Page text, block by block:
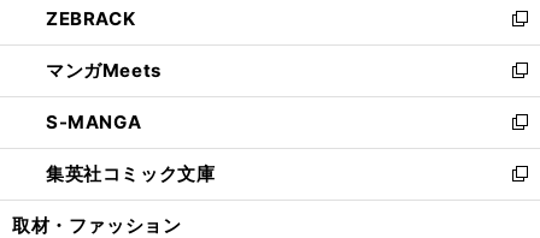
く
で
開
く
ド
ウ
で
開
く
ィ
ン
ド
ウ
で
開
く
い
ウ
ィ
ン
ド
ウ
で
開
ZEBRACK
新
し
い
ウ
ィ
ン
ド
ウ
マンガMeets
新
し
い
ウ
ィ
ン
S-MANGA
新
し
い
ウ
集英社コミック文庫
新
し
取材・ファッション